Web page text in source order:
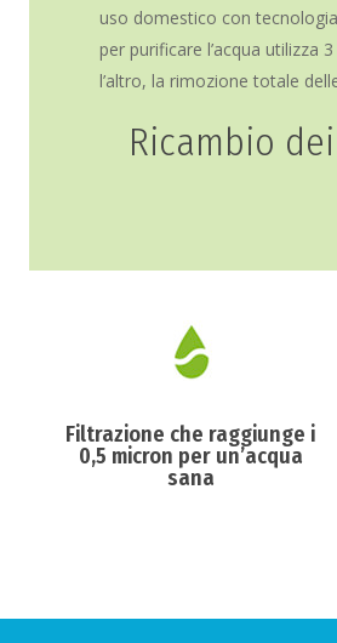
uso domestico con
per purificare l’acqua utilizza
l’altro, la rimozione totale
Ricambio
Filtrazione che raggiunge i
0,5 micron per un’acqua
sana